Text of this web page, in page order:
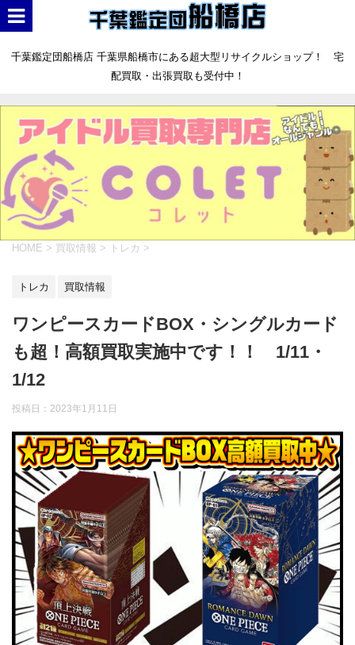
千葉鑑定団船橋店 千葉県船橋市にある超大型リサイクルショップ！ 宅
配買取・出張買取も受付中！
HOME > 買取情報 > トレカ >
トレカ 買取情報
ワンピースカードBOX・シングルカード
も超！高額買取実施中です！！ 1/11・
1/12
投稿日： 2023年1月11日